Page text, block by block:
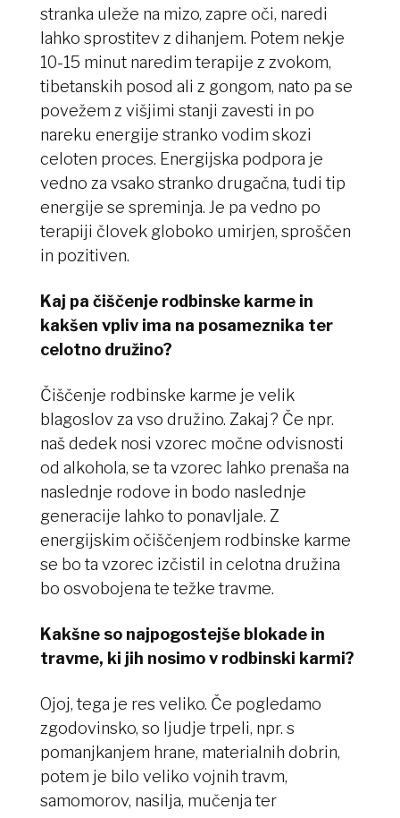
stranka uleže na mizo, zapre oči, naredi
lahko sprostitev z dihanjem. Potem nekje
10-15 minut naredim terapije z zvokom,
tibetanskih posod ali z gongom, nato pa se
povežem z višjimi stanji zavesti in po
nareku energije stranko vodim skozi
celoten proces. Energijska podpora je
vedno za vsako stranko drugačna, tudi tip
energije se spreminja. Je pa vedno po
terapiji človek globoko umirjen, sproščen
in pozitiven.
Kaj pa čiščenje rodbinske karme in
kakšen vpliv ima na posameznika ter
celotno družino?
Čiščenje rodbinske karme je velik
blagoslov za vso družino. Zakaj? Če npr.
naš dedek nosi vzorec močne odvisnosti
od alkohola, se ta vzorec lahko prenaša na
naslednje rodove in bodo naslednje
generacije lahko to ponavljale. Z
energijskim očiščenjem rodbinske karme
se bo ta vzorec izčistil in celotna družina
bo osvobojena te težke travme.
Kakšne so najpogostejše blokade in
travme, ki jih nosimo v rodbinski karmi?
Ojoj, tega je res veliko. Če pogledamo
zgodovinsko, so ljudje trpeli, npr. s
pomanjkanjem hrane, materialnih dobrin,
potem je bilo veliko vojnih travm,
samomorov, nasilja, mučenja ter